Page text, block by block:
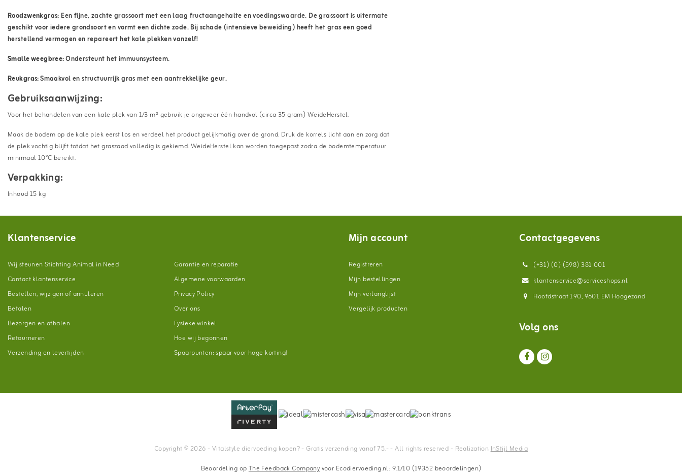
Roodzwenkgras: Een fijne, zachte grassoort met een laag fructaangehalte en voedingswaarde. De grassoort is uitermate
geschikt voor iedere grondsoort en vormt een dichte zode. Bij schade (intensieve beweiding) heeft het gras een goed
herstellend vermogen en repareert het kale plekken vanzelf!
Smalle weegbree:Ondersteunt het immuunsysteem.
Reukgras:Smaakvol en structuurrijk gras met een aantrekkelijke geur.
Gebruiksaanwijzing:
Voor het behandelen van een kale plek van 1/3 m² gebruik je ongeveer één handvol (circa 35 gram) WeideHerstel.
Maak de bodem op de kale plek eerst los en verdeel het product gelijkmatig over de grond. Druk de korrels licht aan en zorg dat
de plek vochtig blijft totdat het graszaad volledig is gekiemd. WeideHerstel kan worden toegepast zodra de bodemtemperatuur
minimaal 10°C bereikt.
Verpakking:
Inhoud 15 kg
Klantenservice
Wij steunen Stichting Animal in Need
Contact klantenservice
Bestellen, wijzigen of annuleren
Betalen
Bezorgen en afhalen
Retourneren
Verzending en levertijden
Garantie en reparatie
Algemene voorwaarden
Privacy Policy
Over ons
Fysieke winkel
Hoe wij begonnen
Spaarpunten; spaar voor hoge korting!
Mijn account
Registreren
Mijn bestellingen
Mijn verlanglijst
Vergelijk producten
Contactgegevens
(+31) (0) (598) 381 001
klantenservice@serviceshops.nl
Hoofdstraat 190, 9601 EM Hoogezand
Volg ons
Copyright © 2026 - Vitalstyle diervoeding kopen? - Gratis verzending vanaf 75.- - All rights reserved - RealizationInStijl Media
Beoordeling opThe Feedback Companyvoor Ecodiervoeding.nl: 9.1/10 (19352 beoordelingen)